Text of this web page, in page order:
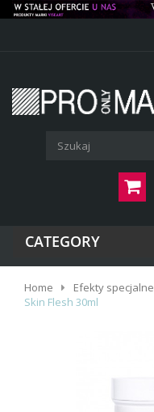
CATEGORY
Home Efekty specjalne
Skin Flesh 30ml